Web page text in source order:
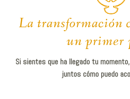
La transformación
un primer
Si sientes que ha llegado tu
juntos cómo puedo